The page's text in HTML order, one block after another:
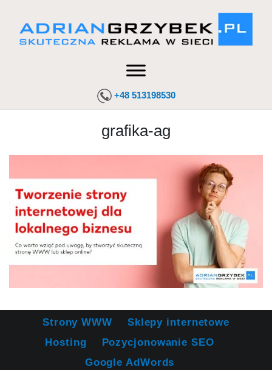
+48 513198530
grafika-ag
Strony WWW
Sklepy internetowe
Hosting
Pozycjonowanie SEO
Google AdWords